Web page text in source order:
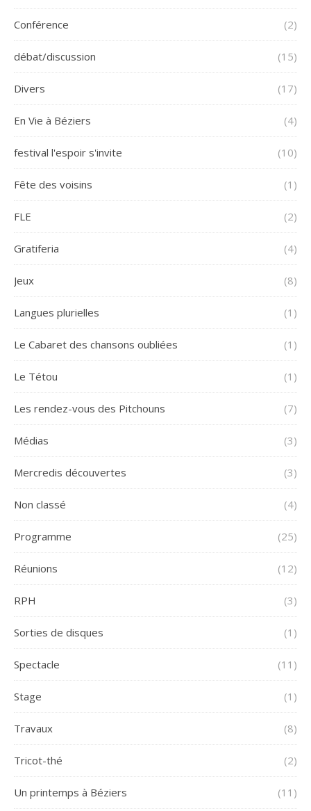
Conférence (2)
débat/discussion (15)
Divers (17)
En Vie à Béziers (4)
festival l'espoir s'invite (10)
Fête des voisins (1)
FLE (2)
Gratiferia (4)
Jeux (8)
Langues plurielles (1)
Le Cabaret des chansons oubliées (1)
Le Tétou (1)
Les rendez-vous des Pitchouns (7)
Médias (3)
Mercredis découvertes (3)
Non classé (4)
Programme (25)
Réunions (12)
RPH (3)
Sorties de disques (1)
Spectacle (11)
Stage (1)
Travaux (8)
Tricot-thé (2)
Un printemps à Béziers (11)